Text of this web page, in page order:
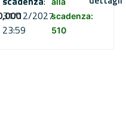
31/12/2027
23:59
scadenza:
510